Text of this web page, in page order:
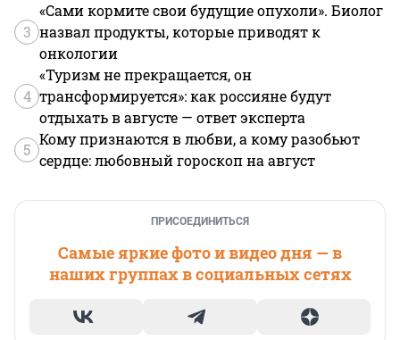
3
«Сами кормите свои будущие опухоли». Биолог
назвал продукты, которые приводят к
онкологии
4
«Туризм не прекращается, он
трансформируется»: как россияне будут
отдыхать в августе — ответ эксперта
5
Кому признаются в любви, а кому разобьют
сердце: любовный гороскоп на август
ПРИСОЕДИНИТЬСЯ
Самые яркие фото и видео дня — в
наших группах в социальных сетях